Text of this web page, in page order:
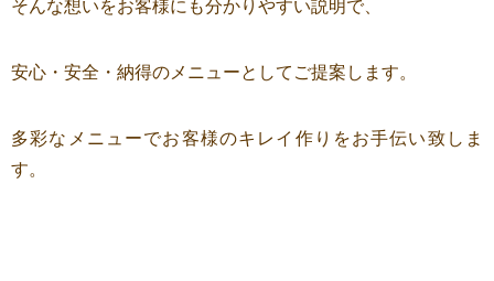
そんな想いをお客様にも分かりやすい説明で、
安心・安全・納得のメニューとしてご提案します。
多彩なメニューでお客様のキレイ作りをお手伝い致しま
す。